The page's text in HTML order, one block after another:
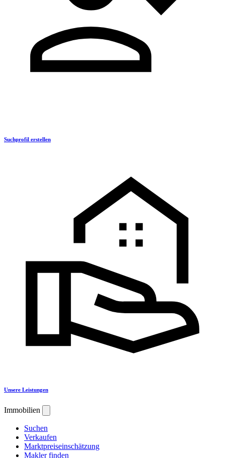
Suchprofil erstellen
Unsere Leistungen
Immobilien
Suchen
Verkaufen
Marktpreiseinschätzung
Makler finden